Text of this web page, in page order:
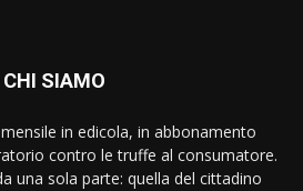
CHI SIAMO
mensile in edicola, in abbonamento
contro le truffe al consumatore.
una sola parte: quella del cittadino